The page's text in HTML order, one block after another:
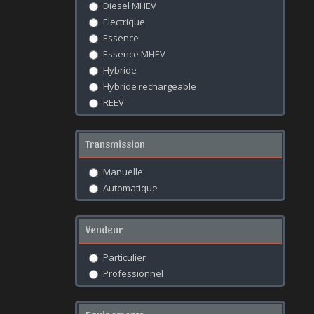
FIAT
FORD
GAC
GEELY
GENESIS
GWM
HONDA
ICAUR
ISUZU
JAC
JAECOO
JAGUAR
JEEP
KIA
LAMBORGHINI
TOLEDO
Diesel MHEV
Electrique
Essence
Essence MHEV
Hybride
Hybride rechargeable
REEV
Transmission
Manuelle
Automatique
Vendeur
Particulier
Professionnel